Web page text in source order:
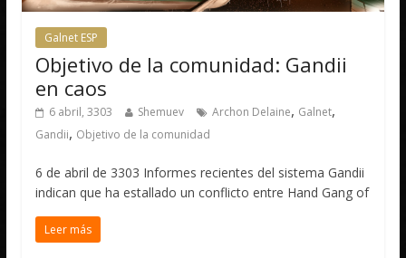
Galnet ESP
Objetivo de la comunidad: Gandii
en caos
6 abril, 3303 Shemuev Archon Delaine, Galnet,
Gandii, Objetivo de la comunidad
6 de abril de 3303 Informes recientes del sistema Gandii
indican que ha estallado un conflicto entre Hand Gang of
Leer más